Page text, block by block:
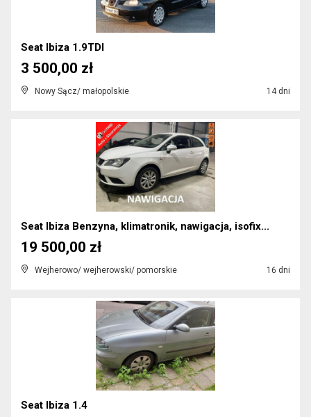
Seat Ibiza 1.9TDI
Nowy Sącz/ małopolskie 14 dni
3 500,00 zł
Seat Ibiza Benzyna, klimatronik, nawigacja, isofix...
Wejherowo/ wejherowski/ pomorskie 16 dni
19 500,00 zł
Seat Ibiza 1.4